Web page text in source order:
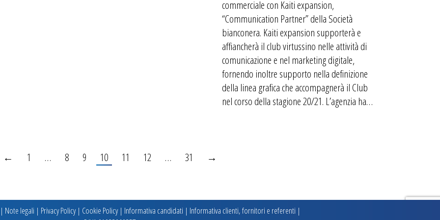
commerciale con Kaiti expansion,
“Communication Partner” della Società
bianconera. Kaiti expansion supporterà e
affiancherà il club virtussino nelle attività di
comunicazione e nel marketing digitale,
fornendo inoltre supporto nella definizione
della linea grafica che accompagnerà il Club
nel corso della stagione 20/21. L’agenzia ha…
← 1 … 8 9 10 11 12 … 31 →
Note legali | Privacy Policy| Cookie Policy| Informativa candidati | Informativa clienti, fornitori e referenti |